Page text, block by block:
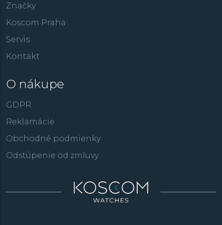
Značky
Koscom Praha
Servis
Kontakt
O nákupe
GDPR
Reklamácie
Obchodné podmienky
Odstúpenie od zmluvy